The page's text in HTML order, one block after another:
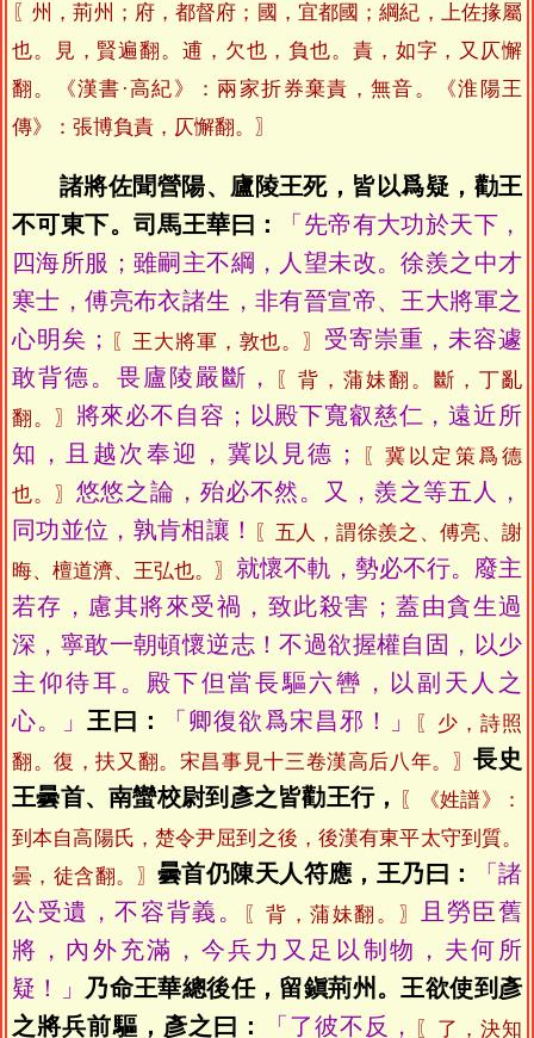
〖州，荊州；府，都督府；國，宜都國；綱紀，上佐掾屬
也。見，賢遍翻。逋，欠也，負也。責，如字，又仄懈
翻。《漢書·高紀》：兩家折券棄責，無音。《淮陽王
傳》：張博負責，仄懈翻。〗
諸將佐聞營陽、廬陵王死，皆以爲疑，勸王
不可東下。司馬王華曰：
「先帝有大功於天下，
四海所服；雖嗣主不綱，人望未改。徐羨之中才
寒士，傅亮布衣諸生，非有晉宣帝、王大將軍之
心明矣；
〖王大將軍，敦也。〗 受寄崇重，未容遽
敢背德。畏廬陵嚴斷，
〖背，蒲妹翻。斷，丁亂
翻。〗 將來必不自容；以殿下寬叡慈仁，遠近所
知，且越次奉迎，冀以見德；
〖冀以定策爲德
也。〗 悠悠之論，殆必不然。又，羨之等五人，
同功並位，孰肯相讓！
〖五人，謂徐羨之、傅亮、謝
晦、檀道濟、王弘也。〗 就懷不軌，勢必不行。廢主
若存，慮其將來受禍，致此殺害；蓋由貪生過
深，寧敢一朝頓懷逆志！不過欲握權自固，以少
主仰待耳。殿下但當長驅六轡，以副天人之
心。」 王曰： 「卿復欲爲宋昌邪！」
〖少，詩照
翻。復，扶又翻。宋昌事見十三卷漢高后八年。〗長史
王曇首、南蠻校尉到彥之皆勸王行，
〖《姓譜》：
到本自高陽氏，楚令尹屈到之後，後漢有東平太守到質。
曇，徒含翻。〗 曇首仍陳天人符應，王乃曰：
「諸
公受遺，不容背義。
〖背，蒲妹翻。〗 且勞臣舊
將，內外充滿，今兵力又足以制物，夫何所
疑！」
乃命王華總後任，留鎭荊州。王欲使到彥
之將兵前驅，彥之曰：
「了彼不反， 〖了，決知